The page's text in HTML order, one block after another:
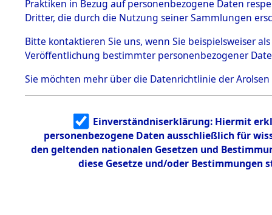
Dachau
Effekten aus
dem KZ
Dachau,
Landesentsch
ädigungsamt
1.2.9.3
Effekten aus
dem KZ
Neuengamm
Deutschland
28.5.2019: Die
Familien (oder
zurückgegeben.
Häftlingsnummer
Praktiken in Bezug auf personenbezogene Daten
Dritter, die durch die Nutzung seiner Sammlungen
Bitte kontaktieren Sie uns, wenn Sie beispielsweiser
Veröffentlichung bestimmter personenbezogener
Sie möchten mehr über die Datenrichtlinie der Arolsen
Einverständniserklärung: Hiermit
personenbezogene Daten ausschließlich für
den geltenden nationalen Gesetzen und
diese Gesetze und/oder Bestimmungen